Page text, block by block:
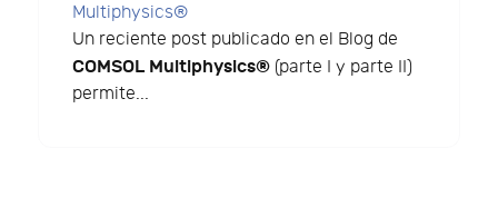
Multiphysics®
Un reciente post publicado en el Blog de
COMSOL Multiphysics® (parte I y parte II)
permite...